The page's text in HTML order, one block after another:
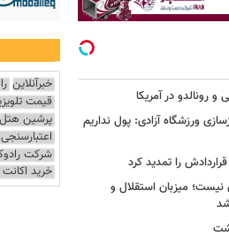
رونالدو در آمریکا
ورزشگاه آزادی: پول نداریم
را تمدید کرد
نیست؛ میزبان استقلال و
خبرآنلاین
قیمت
پرشین هتل
شرکت
خرید اکانت chatgpt